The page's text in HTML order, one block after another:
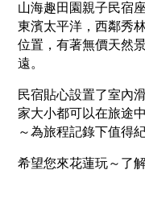
山海趣田園親子民宿
東濱太平洋，西鄰秀
位置，有著無價天然
遠。
民宿貼心設置了室內
家大小都可以在旅途
～為旅程記錄下值得
希望您來花蓮玩～了